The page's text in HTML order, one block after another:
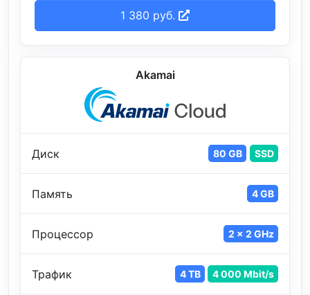
1 380 руб.
Akamai
Диск 80 GB SSD
Память 4 GB
Процессор 2 x 2 GHz
Трафик 4 TB 4 000 Mbit/s